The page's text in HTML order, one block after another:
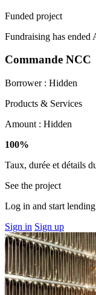
Funded project
Fundraising has ended
Commande NCC
Borrower : Hidden
Products & Services
Amount : Hidden
100%
Taux, durée et détails
See the project
Log in and start
Sign in Sign up